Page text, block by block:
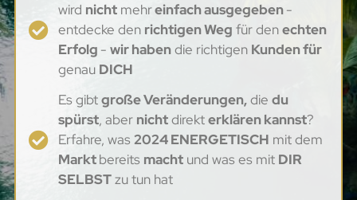
wird nichtmehreinfach ausgegeben-
entdecke den richtigen Weg für denechten
Erfolg - wir habendie richtigen Kunden für
genau DICH
Es gibtgroße Veränderungen,die du
spürst, aber nichtdirekterklären kannst?
Erfahre, was 2024 ENERGETISCH mit dem
Marktbereits machtund was es mit DIR
SELBSTzu tun hat